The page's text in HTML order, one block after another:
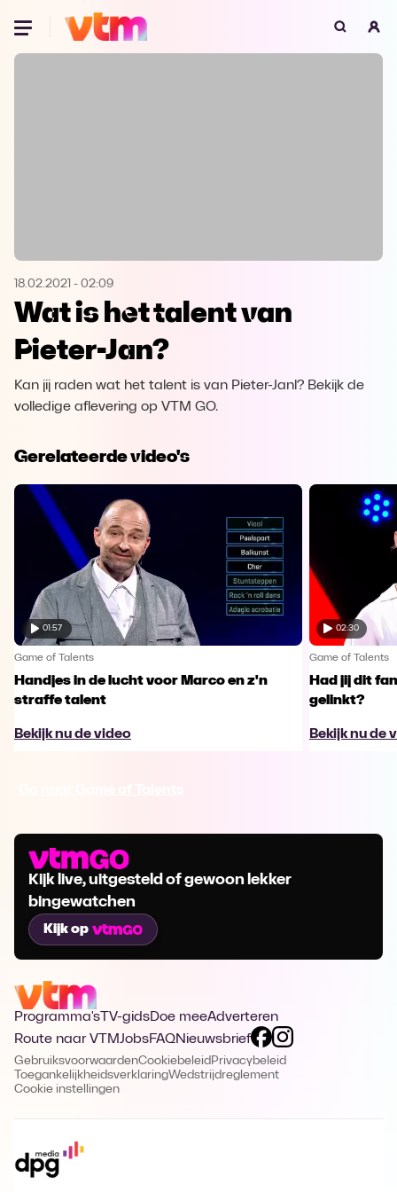
Oeps, browser niet ondersteund
Microsoft Edge Download
Opera
18.02.2021 - 02:09
Wat is het talent van
Pieter-Jan?
Kan jij raden wat het talent is van Pieter-Janl? Bekijk de
volledige aflevering op VTM GO.
Gerelateerde video's
01:57
Game of Talents
Handjes in de lucht voor Marco en z'n
straffe talent
Bekijk nu de video
02:30
Game of Talents
Had jij dit
gelinkt?
Bekijk nu de
Kijk live, uitgesteld of gewoon lekker
bingewatchen
Kijk op
Programma's TV-gidsDoe meeAdverteren
Route naar VTMJobsFAQNieuwsbrief
GebruiksvoorwaardenCookiebeleid Privacybeleid
ToegankelijkheidsverklaringWedstrijdreglement
Cookie instellingen